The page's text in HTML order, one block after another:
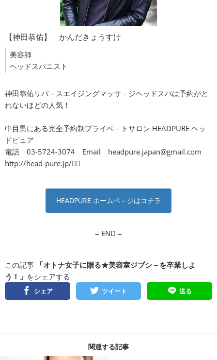
【神田恭佑】 かんだきょうすけ
美容師
ヘッドスパニスト
神田恭佑リバ－スエイジングマッサ－ジヘッドスパは予約がと
れないほどの人気！
中目黒にある完全予約制プライベ－トサロン HEADPURE ヘッ
ドピュア
電話 03-5724-3074 Email headpure.japan@gmail.com
http://head-pure.jp/
HEADPURE ホームペ－ジはコチラ
= END =
この記事
「オトナ女子に贈る★美容室ジプシ－を卒業しよ
う！」 をシェアする
シェア ツイート 送る
関連する記事